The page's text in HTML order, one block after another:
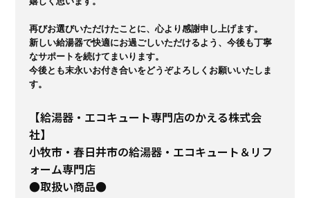
再びお選びいただけたことに、心より感謝申し上げます。
新しい給湯器で快適にお過ごしいただけるよう、今後も丁寧
なサポートを続けてまいります。
今後とも末永いお付き合いをどうぞよろしくお願いいたしま
す。
【給湯器・エコキュート専門店のかえる株式会
社】
小牧市・春日井市の給湯器・エコキュート＆リフ
ォーム専門店
●取扱い商品●